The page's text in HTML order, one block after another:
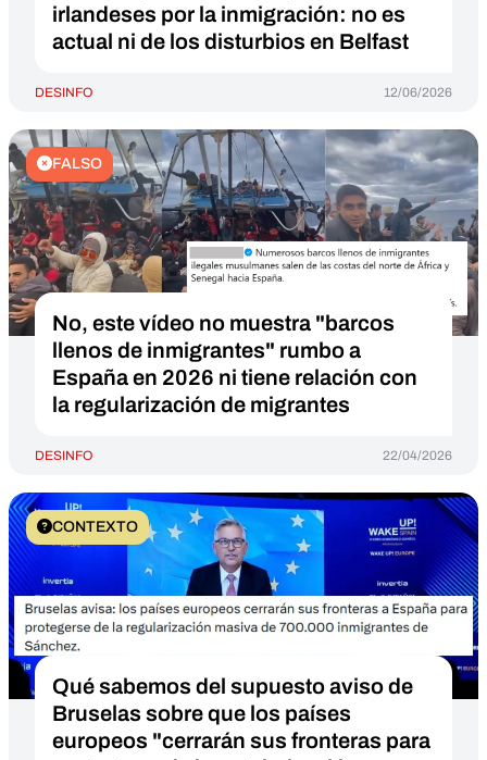
irlandeses por la inmigración: no es
actual ni de los disturbios en Belfast
DESINFO 12/06/2026
FALSO
No, este vídeo no muestra "barcos
llenos de inmigrantes" rumbo a
España en 2026 ni tiene relación con
la regularización de migrantes
DESINFO 22/04/2026
CONTEXTO
Qué sabemos del supuesto aviso de
Bruselas sobre que los países
europeos "cerrarán sus fronteras para